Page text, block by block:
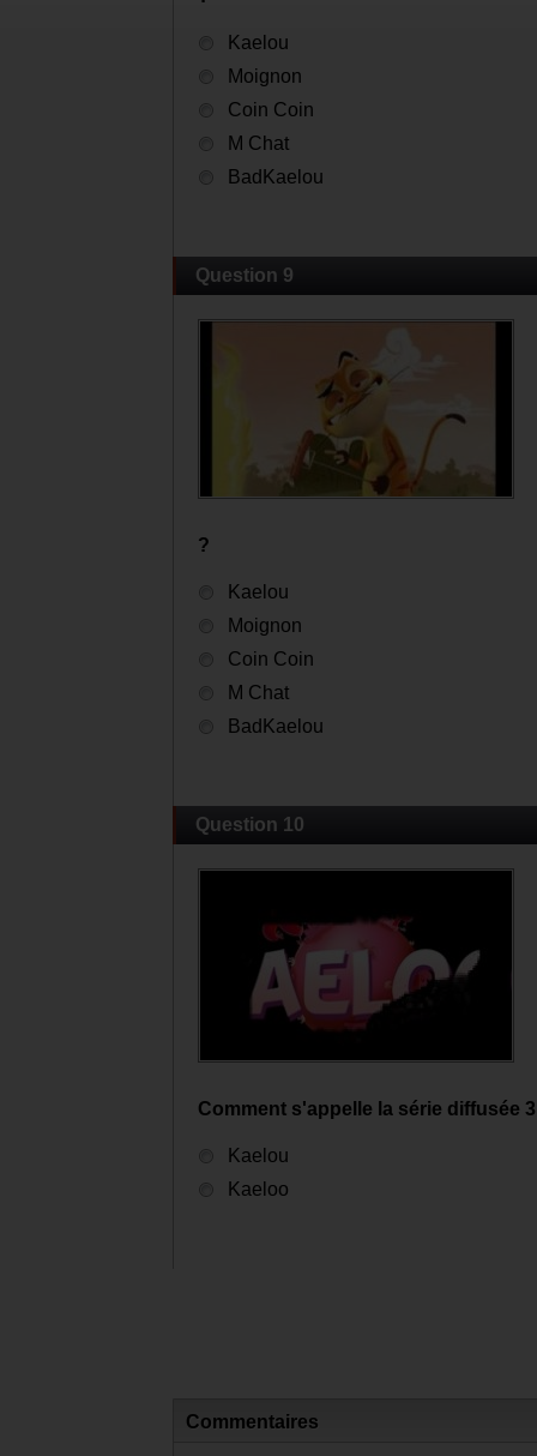
Kaelou
Moignon
Coin Coin
M Chat
BadKaelou
Question 9
?
Kaelou
Moignon
Coin Coin
M Chat
BadKaelou
Question 10
Comment s'appelle la série diffusée
Kaelou
Kaeloo
Commentaires